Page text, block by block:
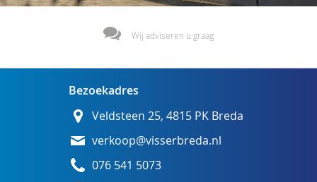
Wij adviseren u graag
Bezoekadres
Veldsteen 25, 4815 PK Breda
verkoop@visserbreda.nl
076 541 5073